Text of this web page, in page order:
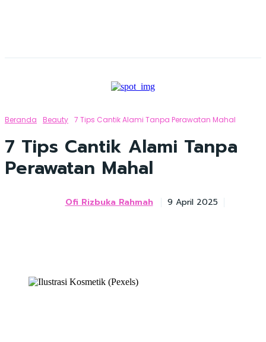
Beranda Beauty 7 Tips Cantik Alami Tanpa Perawatan Mahal
7 Tips Cantik Alami Tanpa
Perawatan Mahal
Ofi Rizbuka Rahmah 9 April 2025